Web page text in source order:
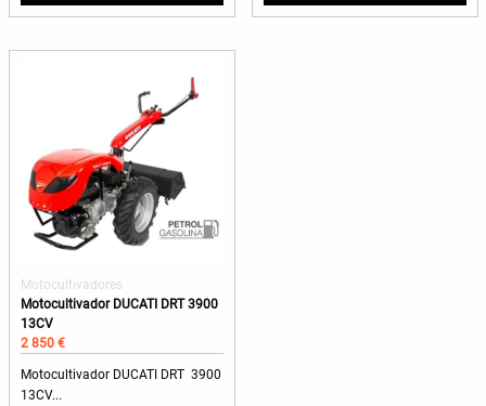
Motocultivadores
Motocultivador DUCATI DRT 3900
13CV
2 850 €
Motocultivador DUCATI DRT 3900
13CV...